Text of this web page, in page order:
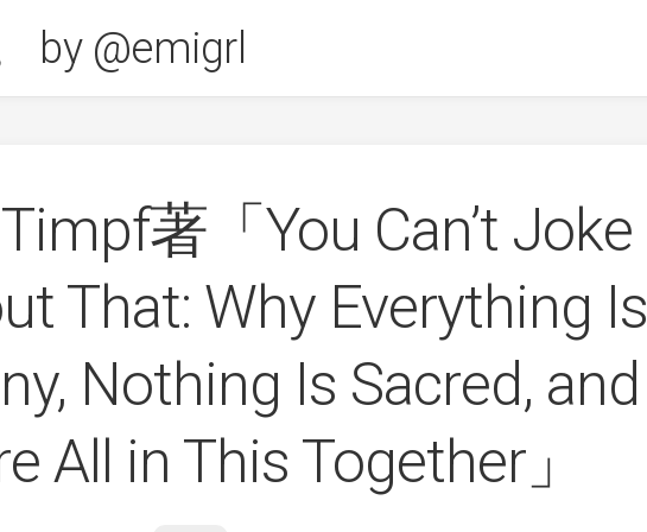
by @emigrl
著「You Can’t Joke
That: Why Everything Is
Nothing Is Sacred, and
All in This Together」